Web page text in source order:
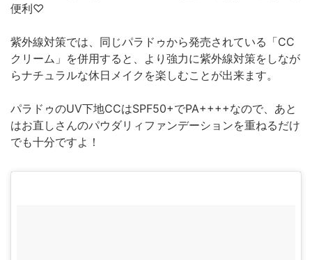
便利♡
紫外線対策では、同じパラドゥから発売されている「CC
クリーム」を併用すると、より強力に紫外線対策をしなが
らナチュラルな休日メイクを楽しむことが出来ます。
パラドゥのUV下地CCはSPF50+でPA++++なので、あと
はお直しさんのパウダリィファンデーションを重ねるだけ
でも十分ですよ！